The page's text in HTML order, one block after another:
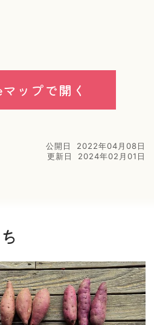
ップで開く
公開日
2022年04月08日
更新日
2024年02月01日